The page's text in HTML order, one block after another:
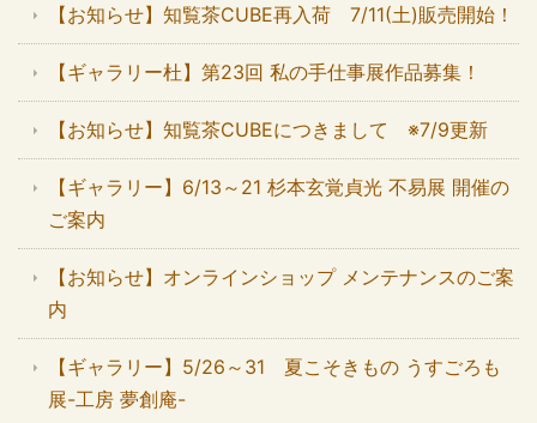
【お知らせ】知覧茶CUBE再入荷 7/11(土)販売開始！
【ギャラリー杜】第23回 私の手仕事展作品募集！
【お知らせ】知覧茶CUBEにつきまして ※7/9更新
【ギャラリー】6/13～21 杉本玄覚貞光 不易展 開催の
ご案内
【お知らせ】オンラインショップ メンテナンスのご案
内
【ギャラリー】5/26～31 夏こそきもの うすごろも
展-工房 夢創庵-